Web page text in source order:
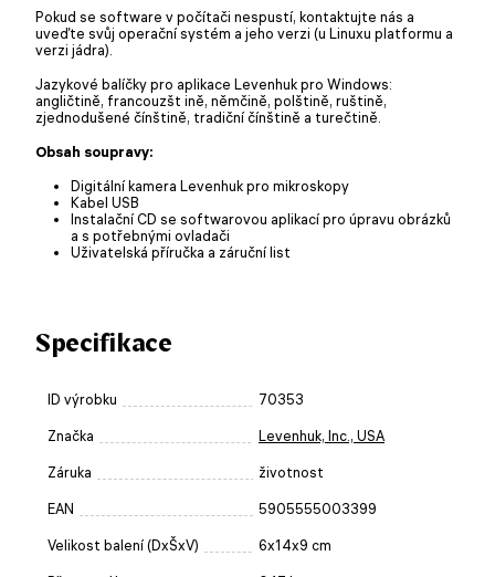
Pokud se software v počítači nespustí, kontaktujte nás a
uveďte svůj operační systém a jeho verzi (u Linuxu platformu a
verzi jádra).
Jazykové balíčky pro aplikace Levenhuk pro Windows:
angličtině, francouzšt ině, němčině, polštině, ruštině,
zjednodušené čínštině, tradiční čínštině a turečtině.
Obsah soupravy:
Digitální kamera Levenhuk pro mikroskopy
Kabel USB
Instalační CD se softwarovou aplikací pro úpravu obrázků
a s potřebnými ovladači
Uživatelská příručka a záruční list
Specifikace
ID výrobku 70353
Značka Levenhuk, Inc., USA
Záruka životnost
EAN 5905555003399
Velikost balení (DxŠxV) 6x14x9 cm